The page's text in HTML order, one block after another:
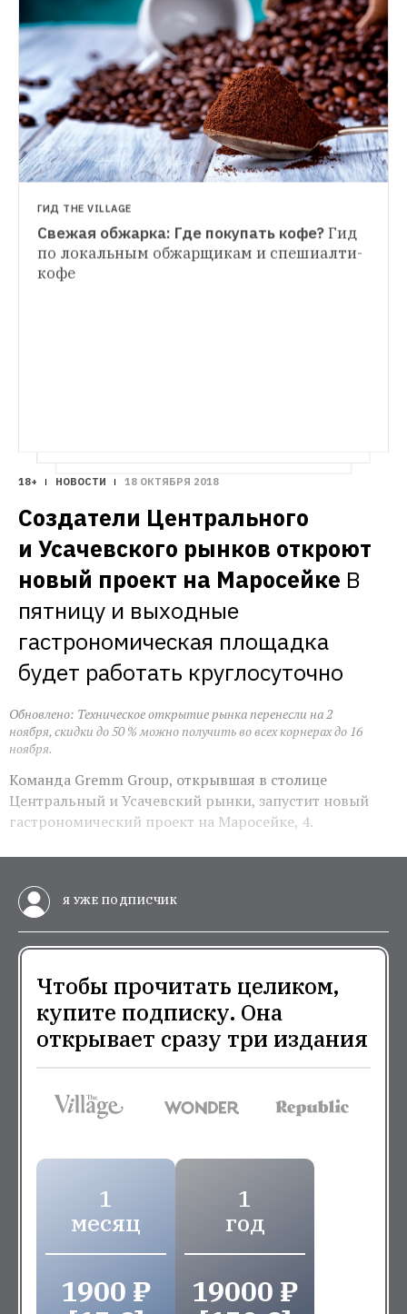
МЕНЕДЖМЕНТ
На что живут бариста Как выпить в день
35 чашек кофе без вреда для здоровья
ГИД THE VILLAGE
Свежая обжарка: Где покупать кофе? Гид
по локальным обжарщикам и спешиалти-
кофе
18+ НОВОСТИ 18 ОКТЯБРЯ 2018
Создатели Центрального
и Усачевского рынков откроют
новый проект на Маросейке В
пятницу и выходные
гастрономическая площадка
будет работать круглосуточно
Обновлено: Техническое открытие рынка перенесли на 2
ноября, скидки до 50 % можно получить во всех корнерах до 16
ноября.
Команда Gremm Group, открывшая в столице
Центральный и Усачевский рынки, запустит новый
гастрономический проект на Маросейке, 4.
Я УЖЕ ПОДПИСЧИК
Чтобы прочитать целиком,
купите подписку. Она
открывает сразу три издания
1
месяц
1900 ₽
1
год
19000 ₽